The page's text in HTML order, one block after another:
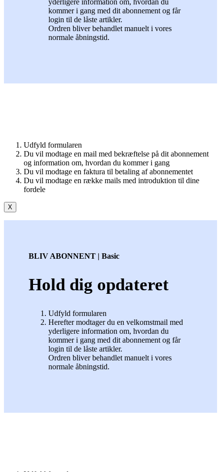
yderligere information om, hvordan du
kommer i gang med dit abonnement og får
login til de låste artikler.
Ordren bliver behandlet manuelt i vores
normale åbningstid.
Udfyld formularen
Du vil modtage en mail med bekræftelse på dit abonnement
og information om, hvordan du kommer i gang
Du vil modtage en faktura til betaling af abonnementet
Du vil modtage en række mails med introduktion til dine
fordele
X
BLIV ABONNENT | Basic
Hold dig opdateret
Udfyld formularen
Herefter modtager du en velkomstmail med
yderligere information om, hvordan du
kommer i gang med dit abonnement og får
login til de låste artikler.
Ordren bliver behandlet manuelt i vores
normale åbningstid.